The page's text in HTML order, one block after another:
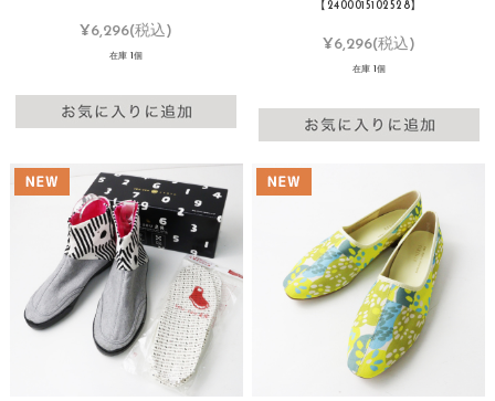
¥6,296(税込)
在庫 1個
【2400015102528】
¥6,296(税込)
在庫 1個